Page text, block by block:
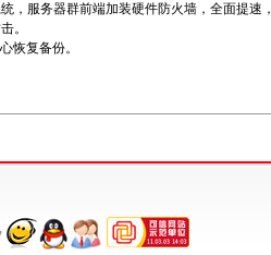
，服务器群前端加装硬件防火墙，全面提速，
。
恢复备份。